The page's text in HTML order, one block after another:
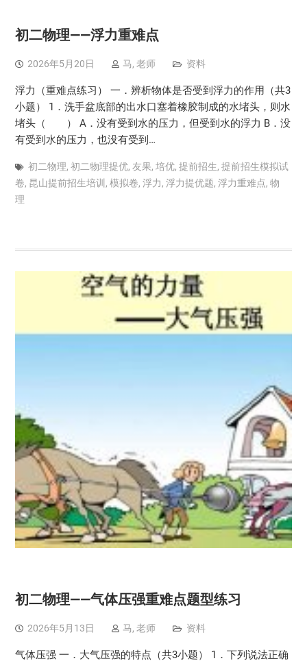
初二物理——浮力重难点
2026年5月20日 马, 老师 资料
浮力（重难点练习） 一．辨析物体是否受到浮力的作用（共3
小题） 1．洗手盆底部的出水口塞着橡胶制成的水堵头，则水
堵头（ ） A．没有受到水的压力，但受到水的浮力 B．没
有受到水的压力，也没有受到…
初二物理, 初二物理提优, 友果, 培优, 提前招生, 提前招生模拟试
卷, 昆山提前招生培训 , 模拟卷, 浮力, 浮力提优题, 浮力重难点, 物
理
初二物理——气体压强重难点题型练习
2026年5月13日 马, 老师 资料
气体压强 一．大气压强的特点（共3小题） 1．下列说法正确